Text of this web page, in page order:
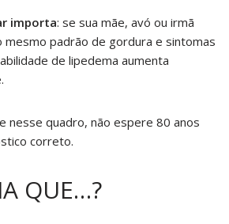
importa: se sua mãe, avó ou irmã
mesmo padrão de gordura e sintomas
de lipedema aumenta
nesse quadro, não espere 80 anos
correto.
QUE…?